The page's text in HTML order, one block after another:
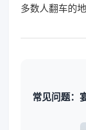
多数人翻车的地
常见问题：